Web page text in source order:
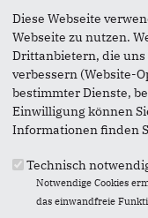
Diese Webseite
Webseite zu nutzen.
Drittanbietern, die uns
verbessern (Website-
bestimmter Dienste,
Einwilligung können
Informationen finden
Technisch
Notwendige Cookies
das einwandfreie